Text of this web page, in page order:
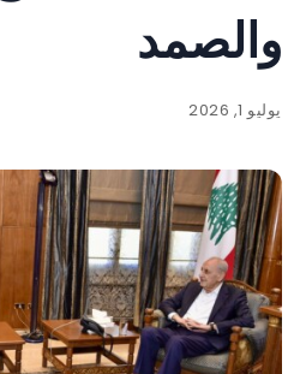
والصمد
يوليو 1, 2026